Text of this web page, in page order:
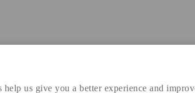
help us give you a better experience and